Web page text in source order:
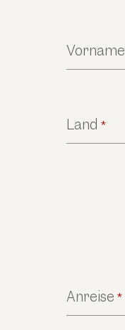
Vorname
Land *
Anreise *